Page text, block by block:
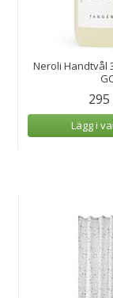
Neroli Handtvål
Lägg i